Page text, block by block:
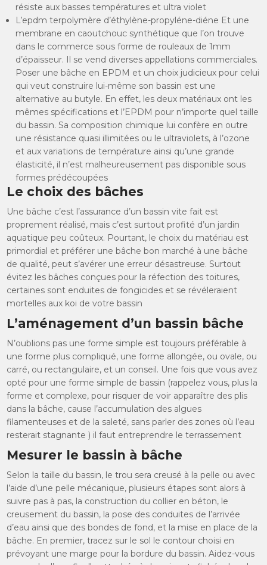
résiste aux basses températures et ultra violet
L’epdm terpolymère d’éthylène-propyléne-diéne Et une
membrane en caoutchouc synthétique que l’on trouve
dans le commerce sous forme de rouleaux de 1mm
d’épaisseur. Il se vend diverses appellations commerciales.
Poser une bâche en EPDM et un choix judicieux pour celui
qui veut construire lui-même son bassin est une
alternative au butyle. En effet, les deux matériaux ont les
mêmes spécifications et l’EPDM pour n’importe quel taille
du bassin. Sa composition chimique lui confère en outre
une résistance quasi illimitées ou le ultraviolets, à l’ozone
et aux variations de température ainsi qu’une grande
élasticité, il n’est malheureusement pas disponible sous
formes prédécoupées
Le choix des bâches
Une bâche c’est l’assurance d’un bassin vite fait est
proprement réalisé, mais c’est surtout profité d’un jardin
aquatique peu coûteux. Pourtant, le choix du matériau est
primordial et préférer une bâche bon marché à une bâche
de qualité, peut s’avérer une erreur désastreuse. Surtout
évitez les bâches conçues pour la réfection des toitures,
certaines sont enduites de fongicides et se révéleraient
mortelles aux koi de votre bassin
L’aménagement d’un bassin bâche
N’oublions pas une forme simple est toujours préférable à
une forme plus compliqué, une forme allongée, ou ovale, ou
carré, ou rectangulaire, et un conseil. Une fois que vous avez
opté pour une forme simple de bassin (rappelez vous, plus la
forme et complexe, pour risquer de voir apparaître des plis
dans la bâche, cause l’accumulation des algues
filamenteuses et de la saleté, sans parler des zones où l’eau
resterait stagnante ) il faut entreprendre le terrassement
Mesurer le bassin à bâche
Selon la taille du bassin, le trou sera creusé à la pelle ou avec
l’aide d’une pelle mécanique, plusieurs étapes sont alors à
suivre pas à pas, la construction du collier en béton, le
creusement du bassin, la pose des conduites de l’arrivée
d’eau ainsi que des bondes de fond, et la mise en place de la
bâche. En premier, tracez sur le sol le contour choisi en
prévoyant une marge pour la bordure du bassin. Aidez-vous